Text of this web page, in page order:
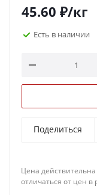
45.60 ₽/кг
Есть в наличии
Поделиться
Цена
отличаться от цен